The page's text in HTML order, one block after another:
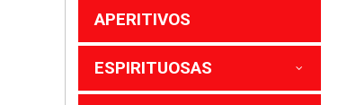
APERITIVOS
ESPIRITUOSAS